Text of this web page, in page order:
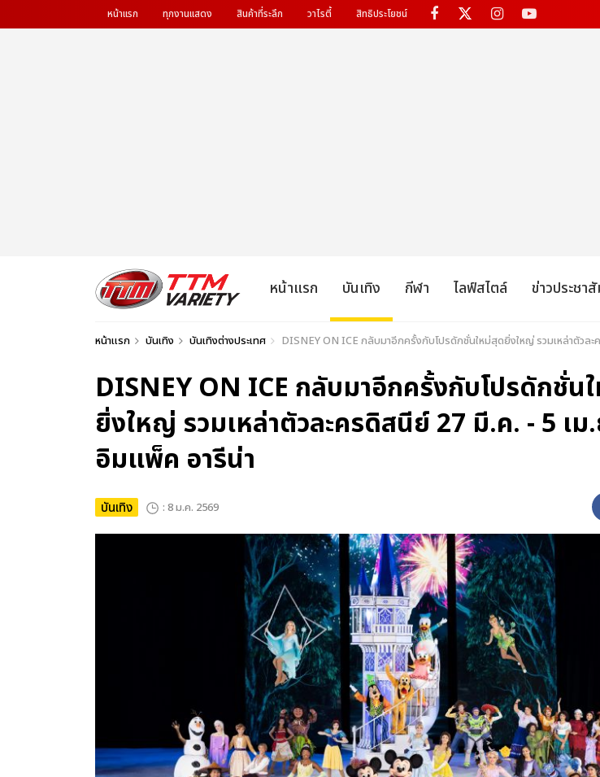
หน้าแรก ทุกงานแสดง สินค้าที่ระลึก วาไรตี้ สิทธิประโยชน์
หน้าแรก บันเทิง กีฬา ไลฟ์สไตล์ ข่าวประชา
หน้าแรก บันเทิง บันเทิงต่างประเทศ DISNEY ON ICE กลับมาอีกครั้งกับโปรดักชั่นใหม่สุดยิ่งใหญ่ รวมเหล่าตัวล
DISNEY ON ICE กลับมาอีกครั้งกับโปรดักชั่น
ยิ่งใหญ่ รวมเหล่าตัวละครดิสนีย์ 27 มี.ค. - 5 เ
อิมแพ็ค อารีน่า
บันเทิง : 8 ม.ค. 2569